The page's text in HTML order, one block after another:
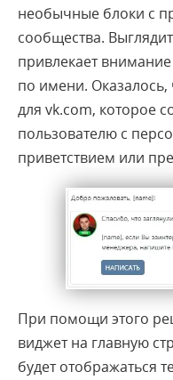
необычные блоки с
сообщества.
привлекает
по имени.
для vk.com, которое
пользователю с
приветствием или
При помощи этого
виджет на главную
будет отображаться